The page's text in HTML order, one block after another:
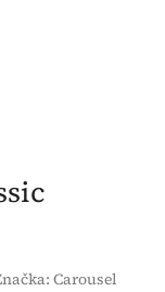
Carousel